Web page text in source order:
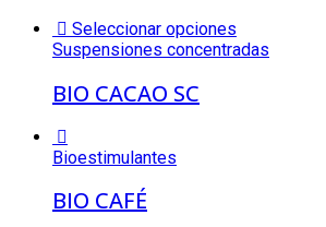
Seleccionar opciones
Suspensiones concentradas
BIO CACAO SC
Bioestimulantes
BIO CAFÉ